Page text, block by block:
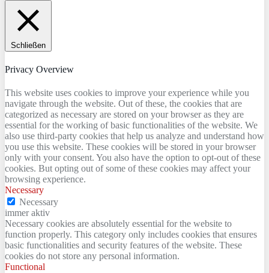
Schließen
Privacy Overview
This website uses cookies to improve your experience while you
navigate through the website. Out of these, the cookies that are
categorized as necessary are stored on your browser as they are
essential for the working of basic functionalities of the website. We
also use third-party cookies that help us analyze and understand how
you use this website. These cookies will be stored in your browser
only with your consent. You also have the option to opt-out of these
cookies. But opting out of some of these cookies may affect your
browsing experience.
Necessary
Necessary
immer aktiv
Necessary cookies are absolutely essential for the website to
function properly. This category only includes cookies that ensures
basic functionalities and security features of the website. These
cookies do not store any personal information.
Functional